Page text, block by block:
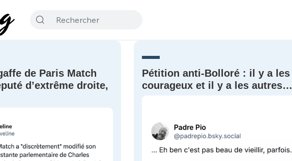
de Paris Match
d’extrême droite,
Pétition anti-Bolloré : il y a les
courageux et il y a les autres…